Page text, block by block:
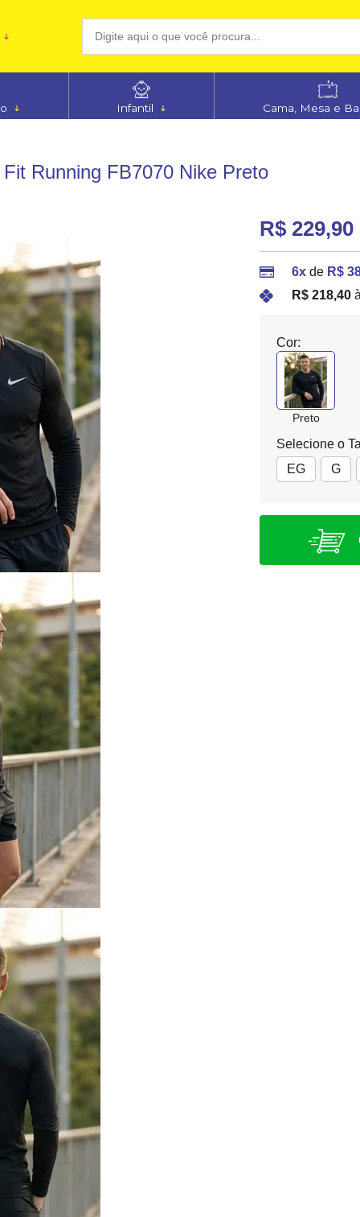
Infantil Cama, Mesa e
Running FB7070 Nike Preto
R$ 229,90
6x de R$
R$ 218,40
Cor:
Preto
Selecione o
EG
G